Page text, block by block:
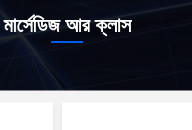
মার্সেডিজ আর ক্লাস